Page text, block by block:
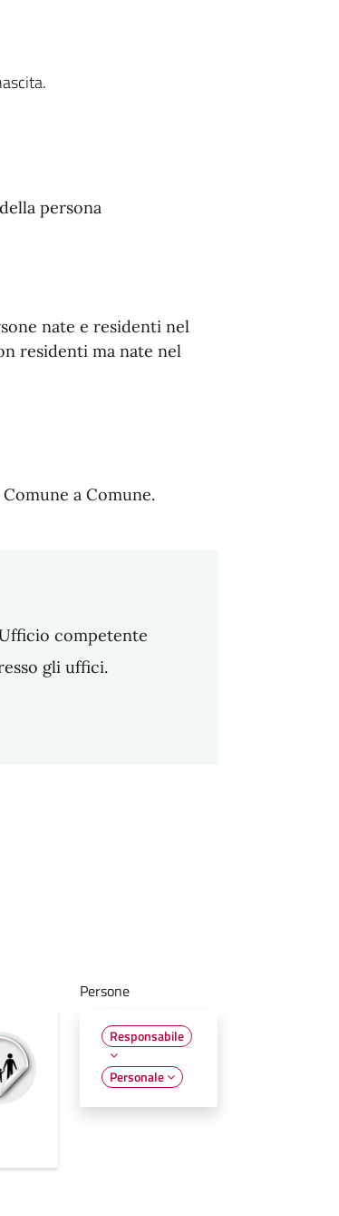
persona
nate e residenti nel
residenti ma nate nel
a Comune.
competente
gli uffici.
Persone
Responsabile
Personale